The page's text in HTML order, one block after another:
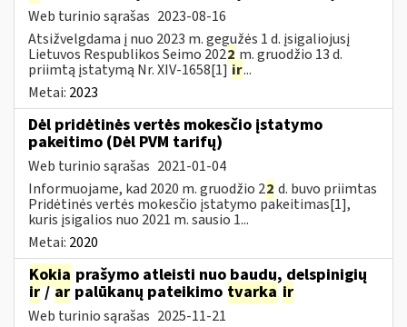
Web turinio sąrašas 2023-08-16
Atsižvelgdama į nuo 2023 m. gegužės 1 d. įsigaliojusį
Lietuvos Respublikos Seimo 2022 m. gruodžio 13 d.
priimtą įstatymą Nr. XIV-1658[1]ir...
Metai: 2023
Dėl pridėtinės vertės mokesčio įstatymo
pakeitimo (Dėl PVM tarifų)
Web turinio sąrašas 2021-01-04
Informuojame, kad 2020 m. gruodžio 22 d. buvo priimtas
Pridėtinės vertės mokesčio įstatymo pakeitimas[1],
kuris įsigalios nuo 2021 m. sausio 1...
Metai: 2020
Kokia prašymo atleisti nuo baudų, delspinigių
ir/ar palūkanų pateikimo tvarka ir
Web turinio sąrašas 2025-11-21